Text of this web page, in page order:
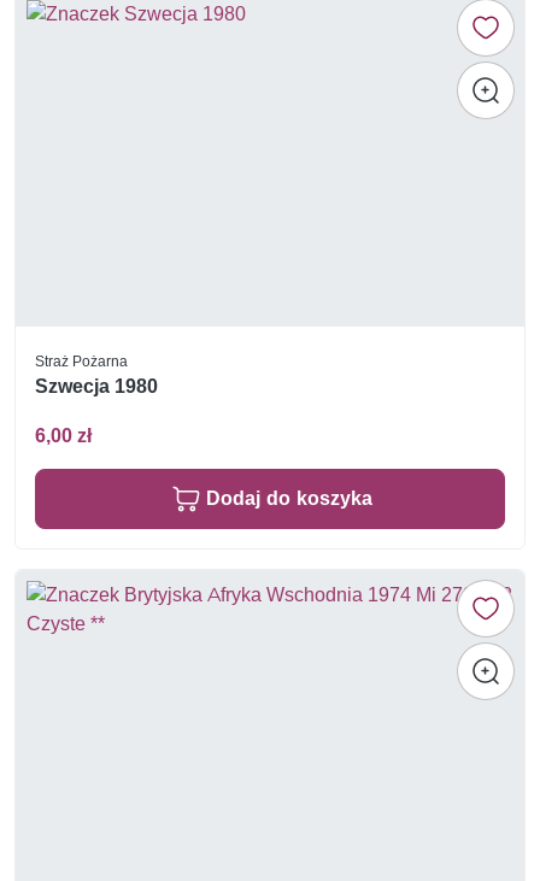
Straż Pożarna
Szwecja 1980
6,00 zł
Dodaj do koszyka